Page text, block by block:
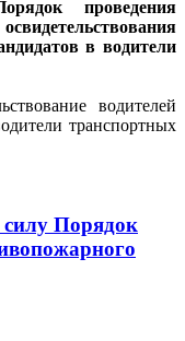
проведения
в водители
водителей
транспортных
силу Порядок